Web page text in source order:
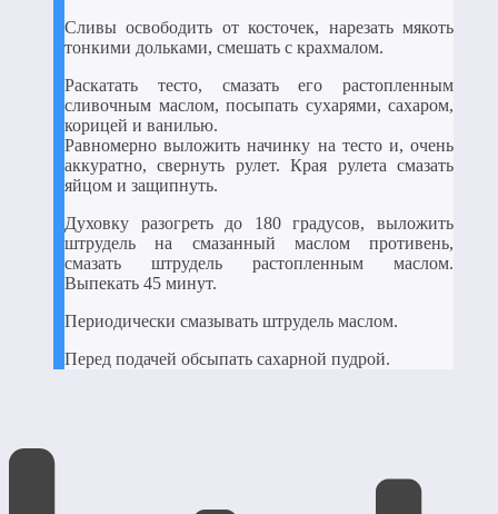
Сливы освободить от косточек, нарезать мякоть
тонкими дольками, смешать с крахмалом.
Раскатать тесто, смазать его растопленным
сливочным маслом, посыпать сухарями, сахаром,
корицей и ванилью.
Равномерно выложить начинку на тесто и, очень
аккуратно, свернуть рулет. Края рулета смазать
яйцом и защипнуть.
Духовку разогреть до 180 градусов, выложить
штрудель на смазанный маслом противень,
смазать штрудель растопленным маслом.
Выпекать 45 минут.
Периодически смазывать штрудель маслом.
Перед подачей обсыпать сахарной пудрой.